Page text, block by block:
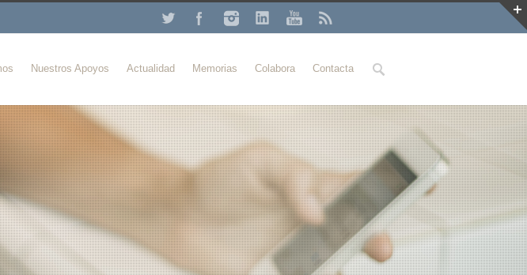
Buscar
Nuestros Apoyos Actualidad Memorias Colabora Contacta